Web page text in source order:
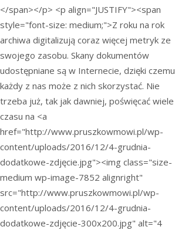
</span></p> <p align="JUSTIFY"><span
style="font-size: medium;">Z roku na rok
archiwa digitalizują coraz więcej metryk ze
swojego zasobu. Skany dokumentów
udostępniane są w Internecie, dzięki czemu
każdy z nas może z nich skorzystać. Nie
trzeba już, tak jak dawniej, poświęcać wiele
czasu na <a
href="http://www.pruszkowmowi.pl/wp-
content/uploads/2016/12/4-grudnia-
dodatkowe-zdjęcie.jpg"><img class="size-
medium wp-image-7852 alignright"
src="http://www.pruszkowmowi.pl/wp-
content/uploads/2016/12/4-grudnia-
dodatkowe-zdjęcie-300x200.jpg" alt="4